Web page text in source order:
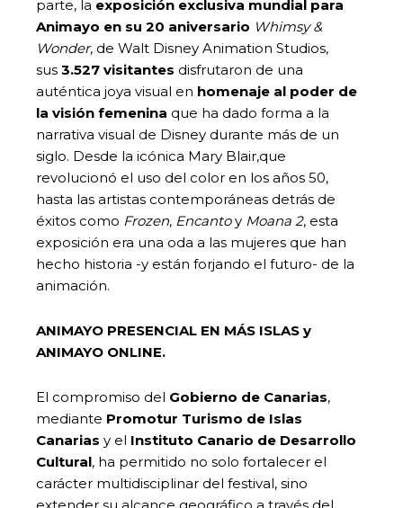
parte, la exposición exclusiva mundial para
Animayo en su 20 aniversario Whimsy &
Wonder, de Walt Disney Animation Studios,
sus 3.527 visitantes disfrutaron de una
auténtica joya visual en homenaje al poder de
la visión femenina que ha dado forma a la
narrativa visual de Disney durante más de un
siglo. Desde la icónica Mary Blair,que
revolucionó el uso del color en los años 50,
hasta las artistas contemporáneas detrás de
éxitos como Frozen, Encantoy Moana 2, esta
exposición era una oda a las mujeres que han
hecho historia -y están forjando el futuro- de la
animación.
ANIMAYO PRESENCIAL EN MÁS ISLAS y
ANIMAYO ONLINE.
El compromiso del Gobierno de Canarias,
mediante Promotur Turismo de Islas
Canarias y el Instituto Canario de Desarrollo
Cultural, ha permitido no solo fortalecer el
carácter multidisciplinar del festival, sino